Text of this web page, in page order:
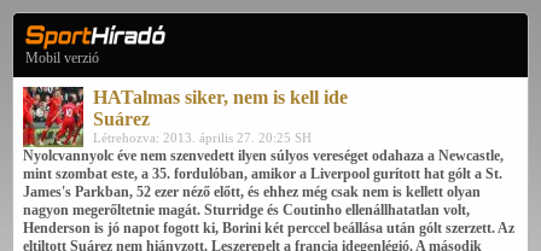
Mobil verzió
HATalmas siker, nem is kell ide
Suárez
Létrehozva: 2013. április 27. 20:25 SH
Nyolcvannyolc éve nem szenvedett ilyen súlyos vereséget odahaza a Newcastle,
mint szombat este, a 35. fordulóban, amikor a Liverpool gurított hat gólt a St.
James's Parkban, 52 ezer néző előtt, és ehhez még csak nem is kellett olyan
nagyon megerőltetnie magát. Sturridge és Coutinho ellenállhatatlan volt,
Henderson is jó napot fogott ki, Borini két perccel beállása után gólt szerzett. Az
eltiltott Suárez nem hiányzott. Leszerepelt a francia idegenlégió. A második